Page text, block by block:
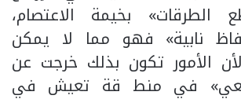
الطرقات» بخيمة الاعتصام،
نابية» فهو مما لا يمكن
الأمور تكون بذلك خرجت عن
في منط قة تعيش في